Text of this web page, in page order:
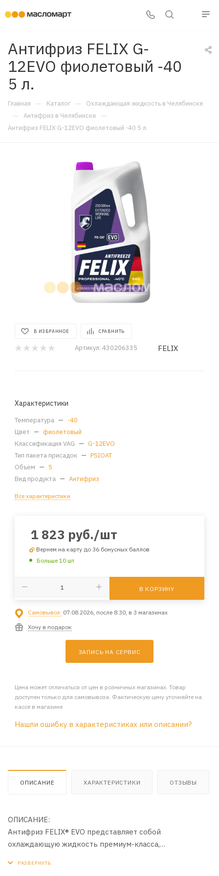
Антифриз FELIX G-
12EVO фиолетовый -40
5 л.
Главная — Каталог — Охлаждающая жидкость в Челябинске
— Антифриз в Челябинске —
Антифриз FELIX G-12EVO фиолетовый -40 5 л.
В ИЗБРАННОЕ СРАВНИТЬ
Артикул: 430206335 FELIX
Характеристики
Температура — -40
Цвет — фиолетовый
Классификация VAG — G-12EVO
Тип пакета присадок — PSIOAT
Объем — 5
Вид продукта — Антифриз
Все характеристики
1 823 руб./шт
Вернем на карту до 36 бонусных баллов
Больше 10 шт
В КОРЗИНУ
Самовывоз: 07.08.2026, после 8:30, в 3 магазинах
Хочу в подарок
ЗАПИСЬ НА СЕРВИС
Цена может отличаться от цен в розничных магазинах. Товар
доступен только для самовывоза. Фактическую цену уточняйте на
кассе в магазине
Нашли ошибку в характеристиках или описании?
ОПИСАНИЕ ХАРАКТЕРИСТИКИ ОТЗЫВЫ
ОПИСАНИЕ:
Антифриз FELIX® EVO представляет собой
охлаждающую жидкость премиум-класса,